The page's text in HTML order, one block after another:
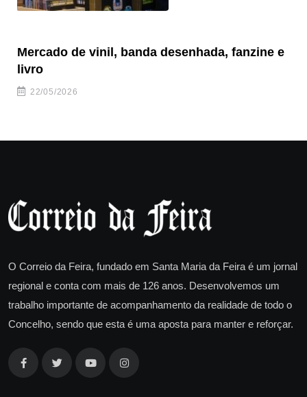
Mercado de vinil, banda desenhada, fanzine e
livro
22/05/2026
O Correio da Feira, fundado em Santa Maria da Feira é um jornal
regional e conta com mais de 126 anos. Desenvolvemos um
trabalho importante de acompanhamento da realidade de todo o
Concelho, sendo que esta é uma aposta para manter e reforçar.